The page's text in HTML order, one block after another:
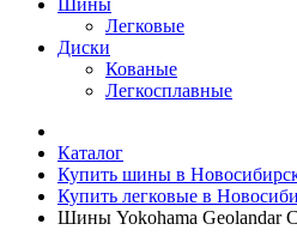
Шины
Легковые
Диски
Кованые
Легкосплавные
Каталог
Купить шины в
Купить легковые в
Шины Yokohama Geolandar